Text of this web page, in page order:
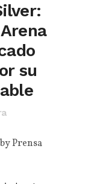
su
byPrensa